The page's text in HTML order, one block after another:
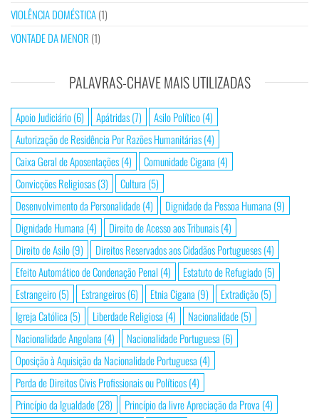
VIOLÊNCIA DOMÉSTICA(1)
VONTADE DA MENOR (1)
PALAVRAS-CHAVE MAIS UTILIZADAS
Apoio Judiciário(6) Apátridas(7) Asilo Político(4)
Autorização de Residência Por Razões Humanitárias(4)
Caixa Geral de Aposentações(4) Comunidade Cigana (4)
Convicções Religiosas(3) Cultura (5)
Desenvolvimento da Personalidade(4) Dignidade da Pessoa Humana (9)
Dignidade Humana (4) Direito de Acesso aos Tribunais(4)
Direito de Asilo(9) Direitos Reservados aos Cidadãos Portugueses(4)
Efeito Automático de Condenação Penal (4) Estatuto de Refugiado(5)
Estrangeiro(5) Estrangeiros(6) Etnia Cigana (9) Extradição(5)
Igreja Católica (5) Liberdade Religiosa (4) Nacionalidade(5)
Nacionalidade Angolana (4) Nacionalidade Portuguesa (6)
Oposição à Aquisição da Nacionalidade Portuguesa (4)
Perda de Direitos Civis Profissionais ou Políticos(4)
Princípio da Igualdade(28) Princípio da livre Apreciação da Prova (4)